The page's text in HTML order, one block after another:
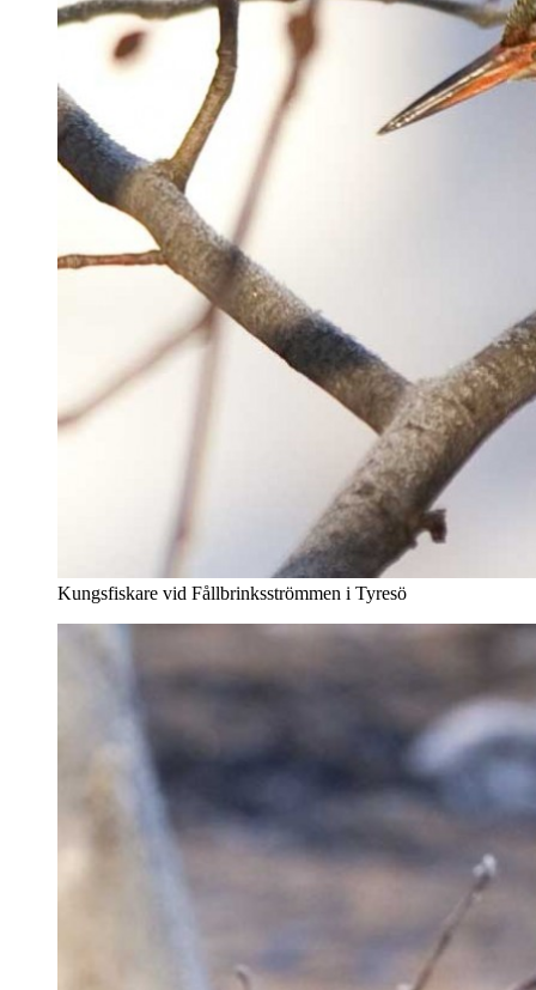
Kungsfiskare vid Fållbrinksströmmen i Tyresö